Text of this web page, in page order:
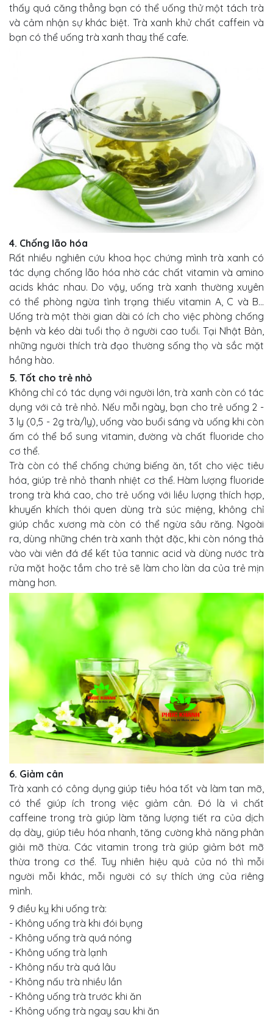
thấy quá căng thẳng bạn có thể uống thử một tách trà
và cảm nhận sự khác biệt. Trà xanh khử chất caffein và
bạn có thể uống trà xanh thay thế cafe.
4. Chống lão hóa
Rất nhiều nghiên cứu khoa học chứng mình trà xanh có
tác dụng chống lão hóa nhờ các chất vitamin và amino
acids khác nhau. Do vậy, uống trà xanh thường xuyên
có thể phòng ngừa tình trạng thiếu vitamin A, C và B...
Uống trà một thời gian dài có ích cho việc phòng chống
bệnh và kéo dài tuổi thọ ở người cao tuổi. Tại Nhật Bản,
những người thích trà đạo thường sống thọ và sắc mặt
hồng hào.
5. Tốt cho trẻ nhỏ
Không chỉ có tác dụng với người lớn, trà xanh còn có tác
dụng với cả trẻ nhỏ. Nếu mỗi ngày, bạn cho trẻ uống 2 -
3 ly (0,5 - 2g trà/ly), uống vào buổi sáng và uống khi còn
ấm có thể bổ sung vitamin, đường và chất fluoride cho
cơ thể.
Trà còn có thể chống chứng biếng ăn, tốt cho việc tiêu
hóa, giúp trẻ nhỏ thanh nhiệt cơ thể. Hàm lượng fluoride
trong trà khá cao, cho trẻ uống với liều lượng thích hợp,
khuyến khích thói quen dùng trà súc miệng, không chỉ
giúp chắc xương mà còn có thể ngừa sâu răng. Ngoài
ra, dùng những chén trà xanh thật đặc, khi còn nóng thả
vào vài viên đá để kết tủa tannic acid và dùng nước trà
rửa mặt hoặc tắm cho trẻ sẽ làm cho làn da của trẻ mịn
màng hơn.
6. Giảm cân
Trà xanh có công dụng giúp tiêu hóa tốt và làm tan mỡ,
có thể giúp ích trong việc giảm cân. Đó là vì chất
caffeine trong trà giúp làm tăng lượng tiết ra của dịch
dạ dày, giúp tiêu hóa nhanh, tăng cường khả năng phân
giải mỡ thừa. Các vitamin trong trà giúp giảm bớt mỡ
thừa trong cơ thể. Tuy nhiên hiệu quả của nó thì mỗi
người mỗi khác, mỗi người có sự thích ứng của riêng
mình.
9 điều kỵ khi uống trà:
- Không uống trà khi đói bụng
- Không uống trà quá nóng
- Không uống trà lạnh
- Không nấu trà quá lâu
- Không nấu trà nhiều lần
- Không uống trà trước khi ăn
- Không uống trà ngay sau khi ăn